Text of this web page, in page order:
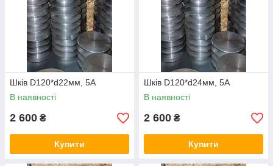
Шків D120*d22мм, 5А
В наявності
2 600 ₴
Купити
Шків D120*d24мм, 5А
В наявності
2 600 ₴
Купити